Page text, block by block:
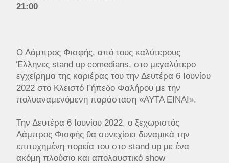
21:00
Ο Λάμπρος Φισφής, από τους καλύτερους
Έλληνες stand up comedians, στο μεγαλύτερο
εγχείρημα της καριέρας του την Δευτέρα 6 Ιουνίου
2022 στο Κλειστό Γήπεδο Φαλήρου με την
πολυαναμενόμενη παράσταση «ΑΥΤΑ ΕΙΝΑΙ».
Την Δευτέρα 6 Ιουνίου 2022, ο ξεχωριστός
Λάμπρος Φισφής θα συνεχίσει δυναμικά την
επιτυχημένη πορεία του στο stand up με ένα
ακόμη πλούσιο και απολαυστικό show